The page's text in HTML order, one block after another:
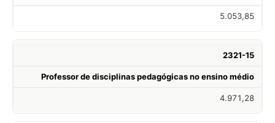
5.053,85
2321-15
Professor de disciplinas pedagógicas no ensino médio
4.971,28